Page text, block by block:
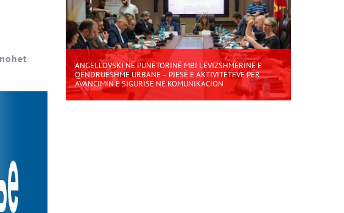
ANGELLOVSKI NË PUNËTORINË MBI LËVIZSHMËRINË E
QËNDRUESHME URBANE – PJESË E AKTIVITETEVE PËR
AVANCIMIN E SIGURISË NË KOMUNIKACION